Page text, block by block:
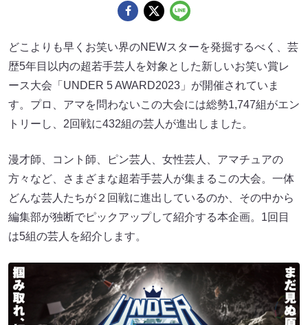
どこよりも早くお笑い界のNEWスターを発掘するべく、芸
歴5年目以内の超若手芸人を対象とした新しいお笑い賞レ
ース大会「UNDER 5 AWARD2023」が開催されていま
す。プロ、アマを問わないこの大会には総勢1,747組がエン
トリーし、2回戦に432組の芸人が進出しました。
漫才師、コント師、ピン芸人、女性芸人、アマチュアの
方々など、さまざまな超若手芸人が集まるこの大会。一体
どんな芸人たちが２回戦に進出しているのか、その中から
編集部が独断でピックアップして紹介する本企画。1回目
は5組の芸人を紹介します。